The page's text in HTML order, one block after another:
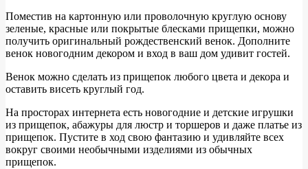
Поместив на картонную или проволочную круглую основу
зеленые, красные или покрытые блесками прищепки, можно
получить оригинальный рождественский венок. Дополните
венок новогодним декором и вход в ваш дом удивит гостей.
Венок можно сделать из прищепок любого цвета и декора и
оставить висеть круглый год.
На просторах интернета есть новогодние и детские игрушки
из прищепок, абажуры для люстр и торшеров и даже платье из
прищепок. Пустите в ход свою фантазию и удивляйте всех
вокруг своими необычными изделиями из обычных
прищепок.